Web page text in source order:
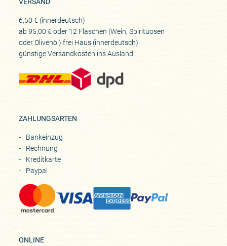
VERSAND
6,50 € (innerdeutsch)
ab 95,00 € oder 12 Flaschen (Wein, Spirituosen
oder Olivenöl) frei Haus (innerdeutsch)
günstige Versandkosten ins Ausland
ZAHLUNGSARTEN
Bankeinzug
Rechnung
Kreditkarte
Paypal
ONLINE